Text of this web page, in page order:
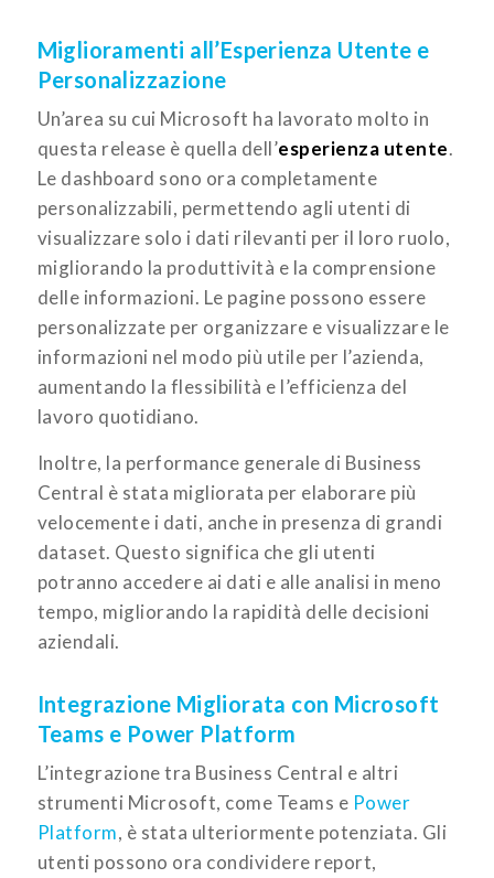
Miglioramenti all’Esperienza Utente e
Personalizzazione
Un’area su cui Microsoft ha lavorato molto in
questa release è quella dell’esperienza utente.
Le dashboard sono ora completamente
personalizzabili, permettendo agli utenti di
visualizzare solo i dati rilevanti per il loro ruolo,
migliorando la produttività e la comprensione
delle informazioni. Le pagine possono essere
personalizzate per organizzare e visualizzare le
informazioni nel modo più utile per l’azienda,
aumentando la flessibilità e l’efficienza del
lavoro quotidiano.
Inoltre, la performance generale di Business
Central è stata migliorata per elaborare più
velocemente i dati, anche in presenza di grandi
dataset. Questo significa che gli utenti
potranno accedere ai dati e alle analisi in meno
tempo, migliorando la rapidità delle decisioni
aziendali.
Integrazione Migliorata con Microsoft
Teams e Power Platform
L’integrazione tra Business Central e altri
strumenti Microsoft, come Teams e Power
Platform, è stata ulteriormente potenziata. Gli
utenti possono ora condividere report,